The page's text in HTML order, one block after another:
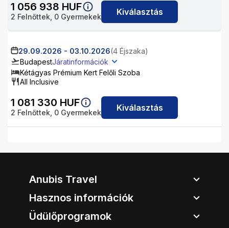
1 056 938 HUF
2 Felnőttek, 0 Gyermekek Kiválasztás
29.09.2026 - 03.10.2026(4 Éjszaka)
BudapestJáratinformációk
Kétágyas Prémium Kert Felőli Szoba
All Inclusive
1 081 330 HUF
2 Felnőttek, 0 Gyermekek Kiválasztás
Anubis Travel
Hasznos információk
Üdülőprogramok